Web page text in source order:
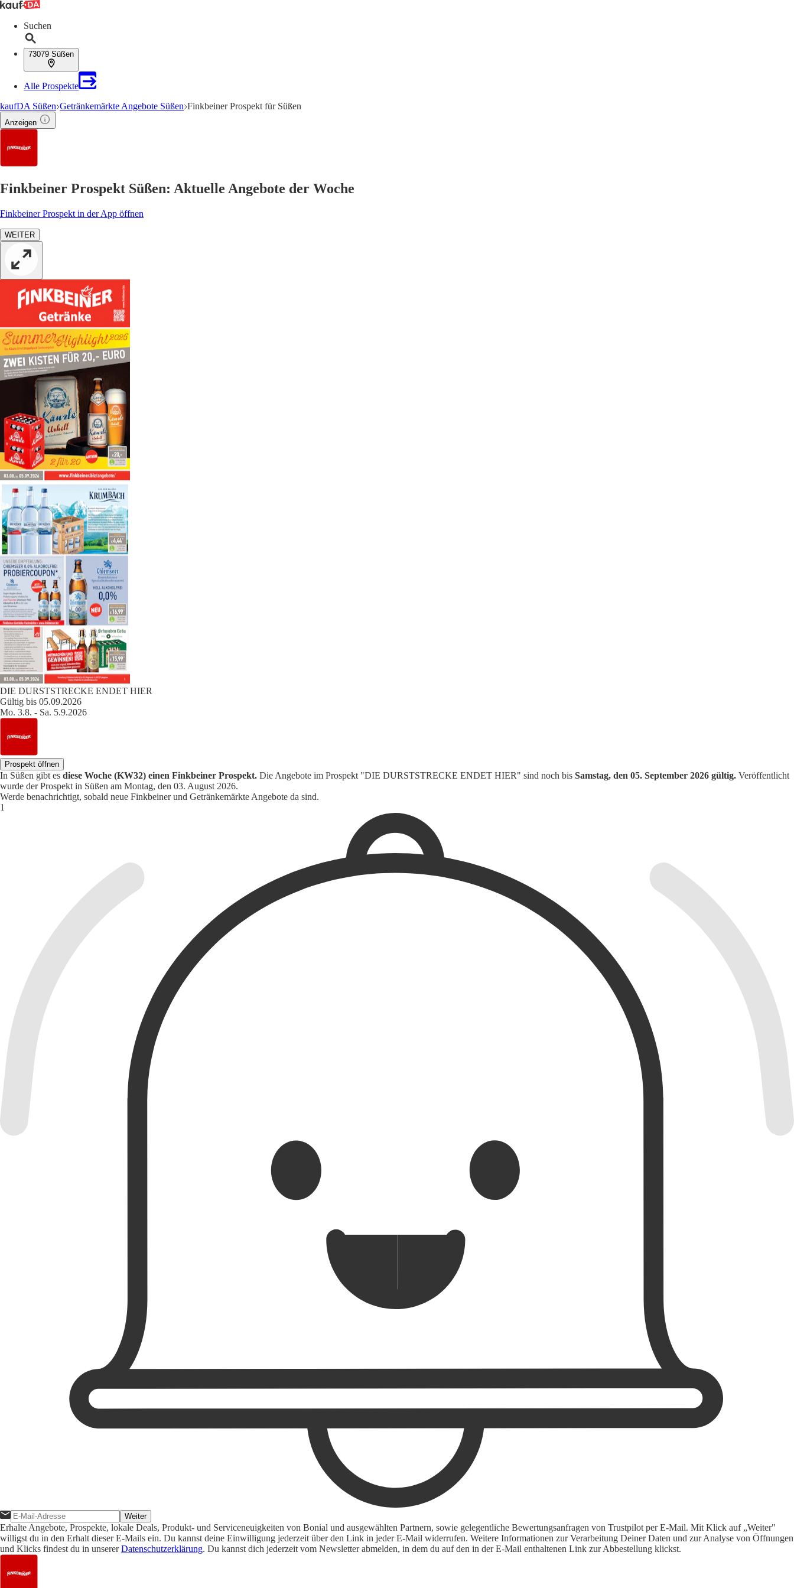
Suchen
73079 Süßen
Alle Prospekte
kaufDA Süßen Getränkemärkte Angebote Süßen Finkbeiner Prospekt für Süßen
Anzeigen
Finkbeiner Prospekt Süßen: Aktuelle Angebote der Woche
Finkbeiner Prospekt in der App öffnen
WEITER
DIE DURSTSTRECKE ENDET HIER
Gültig bis 05.09.2026
Mo. 3.8. - Sa. 5.9.2026
Prospekt öffnen
In Süßen gibt es diese Woche (KW32) einen Finkbeiner Prospekt. Die Angebote im Prospekt "DIE DURSTSTRECKE ENDET HIER" sind noch bis Samstag, den 05. September 2026 gültig. Veröffentlicht
wurde der Prospekt in Süßen am Montag, den 03. August 2026.
Werde benachrichtigt, sobald neue Finkbeiner und Getränkemärkte Angebote da sind.
Weiter
Erhalte Angebote, Prospekte, lokale Deals, Produkt- und Serviceneuigkeiten von Bonial und ausgewählten Partnern, sowie gelegentliche Bewertungsanfragen von Trustpilot per E-Mail. Mit Klick auf „Weiter"
willigst du in den Erhalt dieser E-Mails ein. Du kannst deine Einwilligung jederzeit über den Link in jeder E-Mail widerrufen. Weitere Informationen zur Verarbeitung Deiner Daten und zur Analyse von Öffnungen
und Klicks findest du in unsererDatenschutzerklärung. Du kannst dich jederzeit vom Newsletter abmelden, in dem du auf den in der E-Mail enthaltenen Link zur Abbestellung klickst.